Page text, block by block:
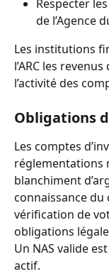
Respecter
de l’Agence
Les institutions
l’ARC les
l’activité des
Obligations
Les comptes
réglementations
blanchiment
connaissance du
vérification de
obligations
Un NAS valide
actif.